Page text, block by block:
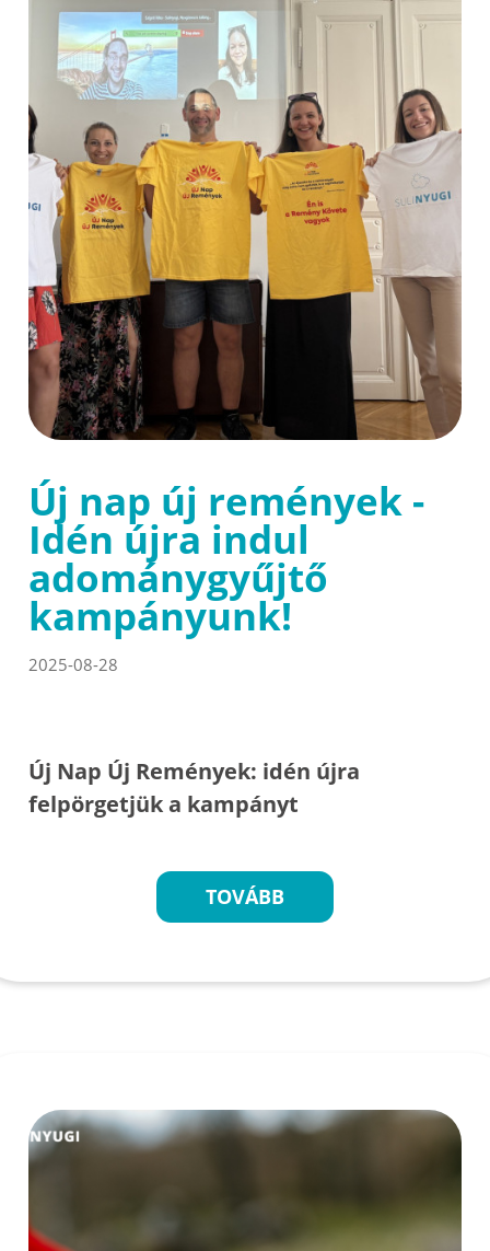
Új nap új remények -
Idén újra indul
adománygyűjtő
kampányunk!
2025-08-28
Új Nap Új Remények: idén újra
felpörgetjük a kampányt
TOVÁBB